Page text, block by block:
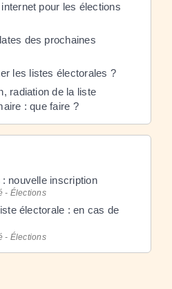
pour les élections
des prochaines
les listes électorales ?
radiation de la liste
: que faire ?
nouvelle inscription
- Élections
électorale : en cas de
- Élections